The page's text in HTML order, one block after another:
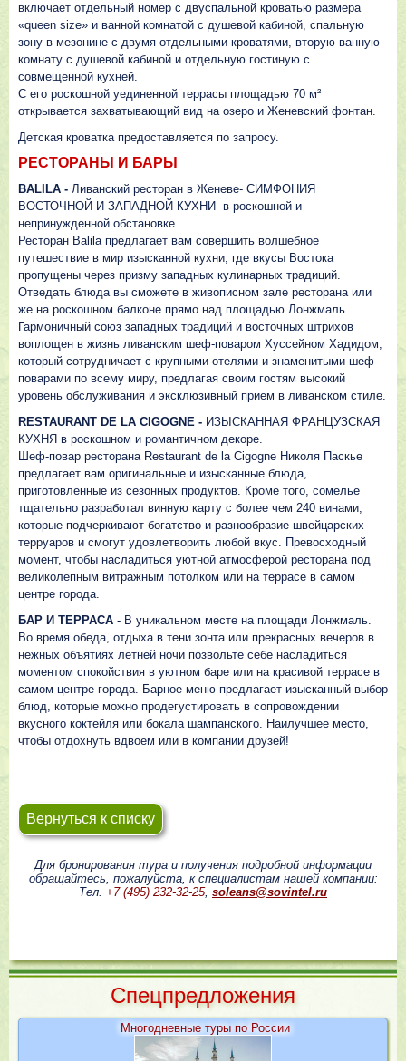
включает отдельный номер с двуспальной кроватью размера
«queen size» и ванной комнатой с душевой кабиной, спальную
зону в мезонине с двумя отдельными кроватями, вторую ванную
комнату с душевой кабиной и отдельную гостиную с
совмещенной кухней.
С его роскошной уединенной террасы площадью 70 м²
открывается захватывающий вид на озеро и Женевский фонтан.
Детская кроватка предоставляется по запросу.
РЕСТОРАНЫ И БАРЫ
BALILA - Ливанский ресторан в Женеве- СИМФОНИЯ
ВОСТОЧНОЙ И ЗАПАДНОЙ КУХНИ в роскошной и
непринужденной обстановке.
Ресторан Balila предлагает вам совершить волшебное
путешествие в мир изысканной кухни, где вкусы Востока
пропущены через призму западных кулинарных традиций.
Отведать блюда вы сможете в живописном зале ресторана или
же на роскошном балконе прямо над площадью Лонжмаль.
Гармоничный союз западных традиций и восточных штрихов
воплощен в жизнь ливанским шеф-поваром Хуссейном Хадидом,
который сотрудничает с крупными отелями и знаменитыми шеф-
поварами по всему миру, предлагая своим гостям высокий
уровень обслуживания и эксклюзивный прием в ливанском стиле.
RESTAURANT DE LA CIGOGNE - ИЗЫСКАННАЯ ФРАНЦУЗСКАЯ
КУХНЯ в роскошном и романтичном декоре.
Шеф-повар ресторана Restaurant de la Cigogne Николя Паскье
предлагает вам оригинальные и изысканные блюда,
приготовленные из сезонных продуктов. Кроме того, сомелье
тщательно разработал винную карту с более чем 240 винами,
которые подчеркивают богатство и разнообразие швейцарских
терруаров и смогут удовлетворить любой вкус. Превосходный
момент, чтобы насладиться уютной атмосферой ресторана под
великолепным витражным потолком или на террасе в самом
центре города.
БАР И ТЕРРАСА - В уникальном месте на площади Лонжмаль.
Во время обеда, отдыха в тени зонта или прекрасных вечеров в
нежных объятиях летней ночи позвольте себе насладиться
моментом спокойствия в уютном баре или на красивой террасе в
самом центре города. Барное меню предлагает изысканный выбор
блюд, которые можно продегустировать в сопровождении
вкусного коктейля или бокала шампанского. Наилучшее место,
чтобы отдохнуть вдвоем или в компании друзей!
Вернуться к списку
Для бронирования тура и получения подробной информации
обращайтесь, пожалуйста, к специалистам нашей компании:
Тел. +7 (495) 232-32-25, soleans@sovintel.ru
Cпецпредложения
Многодневные туры по России